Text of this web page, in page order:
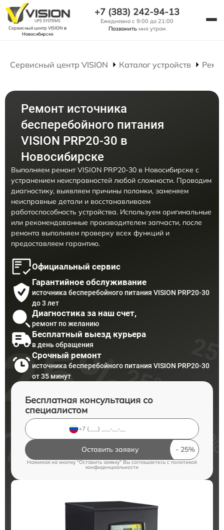
Сервисный центр VISION в
Новосибирске
+7 (383) 242-94-13
Ежедневно с 9:00 до 21:00
Позвонить мне утром
Сервисный центр VISION Каталог устройств
Ремонт источника
бесперебойного питания
VISION PRP20-30 в
Новосибирске
Выполняем ремонт VISION PRP20-30 в Новосибирске с
устранением неисправностей любой сложности. Проводим
диагностику, выявляем причины поломки, заменяем
неисправные детали и восстанавливаем
работоспособность устройства. Используем оригинальные
или рекомендованные производителем запчасти, после
ремонта выполняем проверку всех функций и
предоставляем гарантию.
Официальный сервис
Гарантийное обслуживание
источника бесперебойного питания VISION PRP20-30
до 3 лет
Диагностика за наш счет,
ремонт по желанию
Бесплатный выезд курьера
в день обращения
Срочный ремонт
источника бесперебойного питания VISION PRP20-30
от 35 минут
Бесплатная консультация со
специалистом
Оставить заявку
Нажимая на кнопку "Оставить заявку" Вы соглашаетесь cполитикой
конфиденциальности